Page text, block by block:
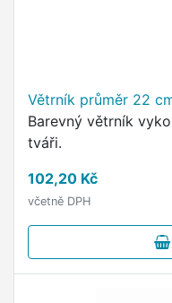
Větrník průměr 22
Barevný větrník
tváři.
102,20 Kč
včetně DPH